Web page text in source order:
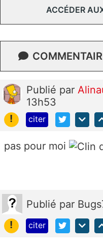
ACCÉDER
Publié par
13h53
!
citer
pas pour moi
Publié par
!
citer